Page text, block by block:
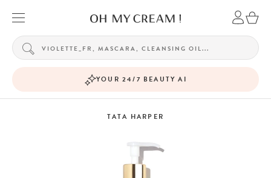
YOUR 24/7 BEAUTY AI
TATA HARPER